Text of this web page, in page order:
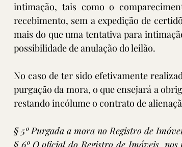
intimação, tais como o
recebimento, sem a expedição de
mais do que uma tentativa para
possibilidade de anulação do leilão.
No caso de ter sido efetivamente
purgação da mora, o que ensejará a
restando incólume o contrato de
§ 5º Purgada a mora no Registro de
§ 6º O oficial do Registro de Imóveis,